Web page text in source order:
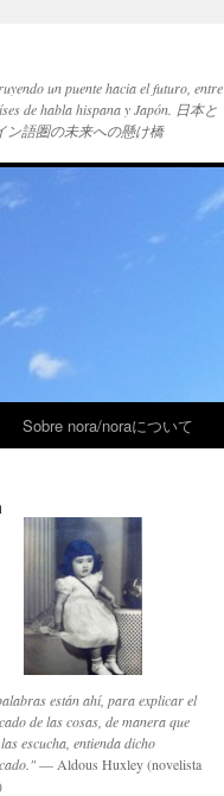
un puente hacia el futuro, entre
de habla hispana y Japón. 日本と
ン語圏の未来への懸け橋
Sobre nora/noraについて
están ahí, para explicar el
de las cosas, de manera que
escucha, entienda dicho
— Aldous Huxley (novelista